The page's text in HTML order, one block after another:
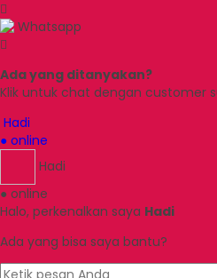
Whatsapp
Ada yang ditanyakan?
Klik untuk chat dengan customer
Hadi
● online
Hadi
● online
Halo, perkenalkan saya Hadi
Ada yang bisa saya bantu?